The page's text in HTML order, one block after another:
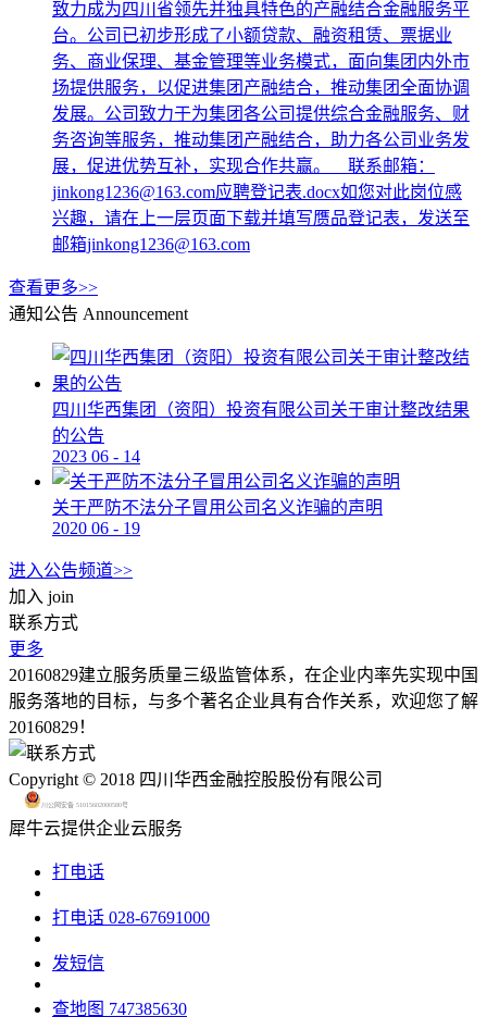
致力成为四川省领先并独具特色的产融结合金融服务平
台。公司已初步形成了小额贷款、融资租赁、票据业
务、商业保理、基金管理等业务模式，面向集团内外市
场提供服务，以促进集团产融结合，推动集团全面协调
发展。公司致力于为集团各公司提供综合金融服务、财
务咨询等服务，推动集团产融结合，助力各公司业务发
展，促进优势互补，实现合作共赢。 联系邮箱：
jinkong1236@163.com应聘登记表.docx如您对此岗位感
兴趣，请在上一层页面下载并填写赝品登记表，发送至
邮箱jinkong1236@163.com
查看更多>>
通知公告 Announcement
四川华西集团（资阳）投资有限公司关于审计整改结果
的公告
2023 06 - 14
关于严防不法分子冒用公司名义诈骗的声明
2020 06 - 19
进入公告频道>>
加入 join
联系方式
更多
20160829建立服务质量三级监管体系，在企业内率先实现中国
服务落地的目标，与多个著名企业具有合作关系，欢迎您了解
20160829！
Copyright © 2018 四川华西金融控股股份有限公司
川公网安备 51015602000580号
犀牛云提供企业云服务
打电话
打电话 028-67691000
发短信
查地图 747385630